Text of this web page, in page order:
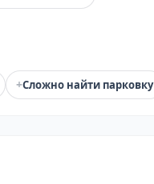
+Сложно найти парковку